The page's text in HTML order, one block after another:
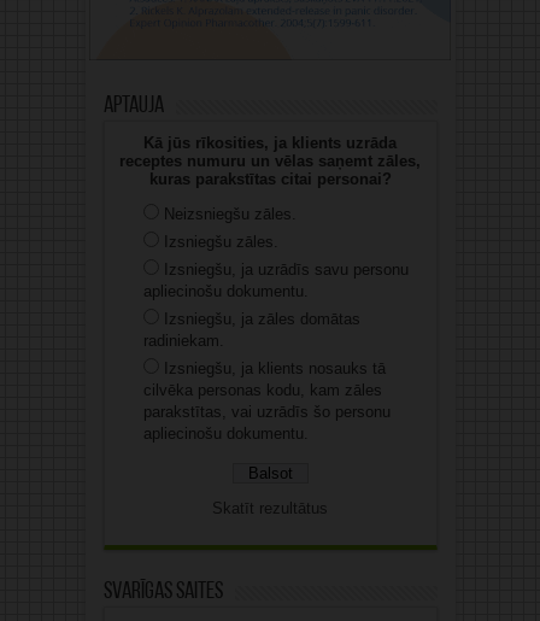
Aptauja
Kā jūs rīkosities, ja klients uzrāda
receptes numuru un vēlas saņemt zāles,
kuras parakstītas citai personai?
Neizsniegšu zāles.
Izsniegšu zāles.
Izsniegšu, ja uzrādīs savu personu
apliecinošu dokumentu.
Izsniegšu, ja zāles domātas
radiniekam.
Izsniegšu, ja klients nosauks tā
cilvēka personas kodu, kam zāles
parakstītas, vai uzrādīs šo personu
apliecinošu dokumentu.
Skatīt rezultātus
Svarīgas saites